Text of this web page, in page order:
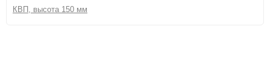
КВП, высота 150 мм